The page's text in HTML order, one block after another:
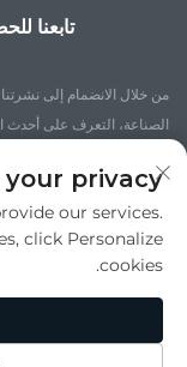
تابعنا
من خلال الانضمام إلى
الصناعة، التعرف على أحدث
حقوق النشر © شركة
your privacy
our services.
click Personalize
cookies.